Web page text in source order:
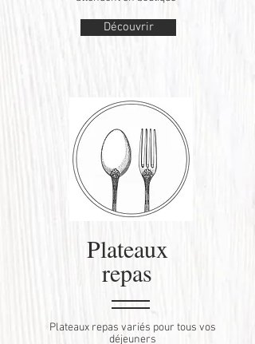
Découvrir
Plateaux
repas
Plateaux repas variés pour tous vos
déjeuners